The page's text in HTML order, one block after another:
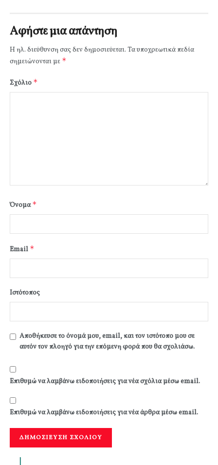
Αφήστε μια απάντηση
Η ηλ. διεύθυνση σας δεν δημοσιεύεται. Τα υποχρεωτικά πεδία
σημειώνονται με *
Σχόλιο *
Όνομα*
Email *
Ιστότοπος
Αποθήκευσε το όνομά μου, email, και τον ιστότοπο μου σε
αυτόν τον πλοηγό για την επόμενη φορά που θα σχολιάσω.
Επιθυμώ να λαμβάνω ειδοποιήσεις για νέα σχόλια μέσω email.
Επιθυμώ να λαμβάνω ειδοποιήσεις για νέα άρθρα μέσω email.